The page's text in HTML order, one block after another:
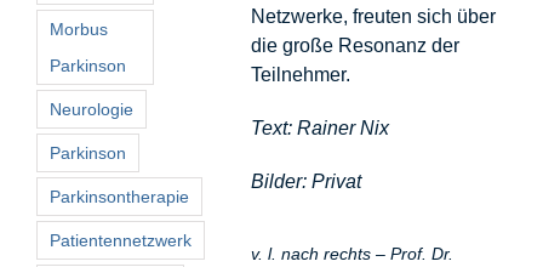
Netzwerke, freuten sich über
die große Resonanz der
Teilnehmer.
Text: Rainer Nix
Bilder: Privat
v. l. nach rechts – Prof. Dr.
Morbus
Parkinson
Neurologie
Parkinson
Parkinsontherapie
Patientennetzwerk